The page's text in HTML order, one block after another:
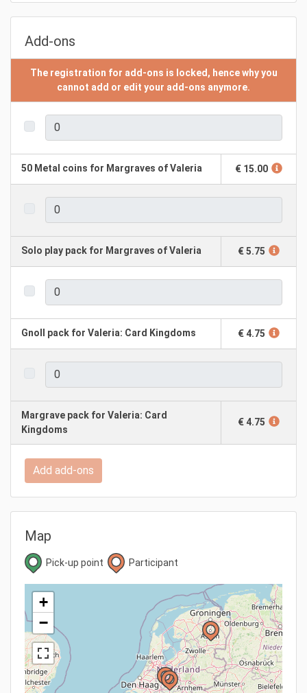
Add-ons
The registration for add-ons is locked, hence why you
cannot add or edit your add-ons anymore.
50 Metal coins for Margraves of Valeria € 15.00
Solo play pack for Margraves of Valeria € 5.75
Gnoll pack for Valeria: Card Kingdoms € 4.75
Margrave pack for Valeria: Card
Kingdoms
€ 4.75
Add add-ons
Map
Pick-up point Participant
+
−